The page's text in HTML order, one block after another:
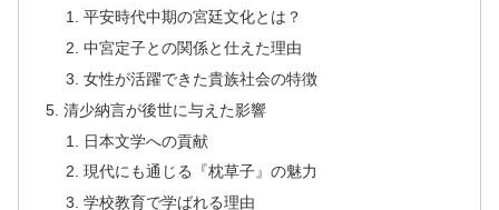
平安時代中期の宮廷文化とは？
中宮定子との関係と仕えた理由
女性が活躍できた貴族社会の特徴
清少納言が後世に与えた影響
日本文学への貢献
現代にも通じる『枕草子』の魅力
学校教育で学ばれる理由